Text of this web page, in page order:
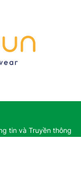
tin và Truyền thông